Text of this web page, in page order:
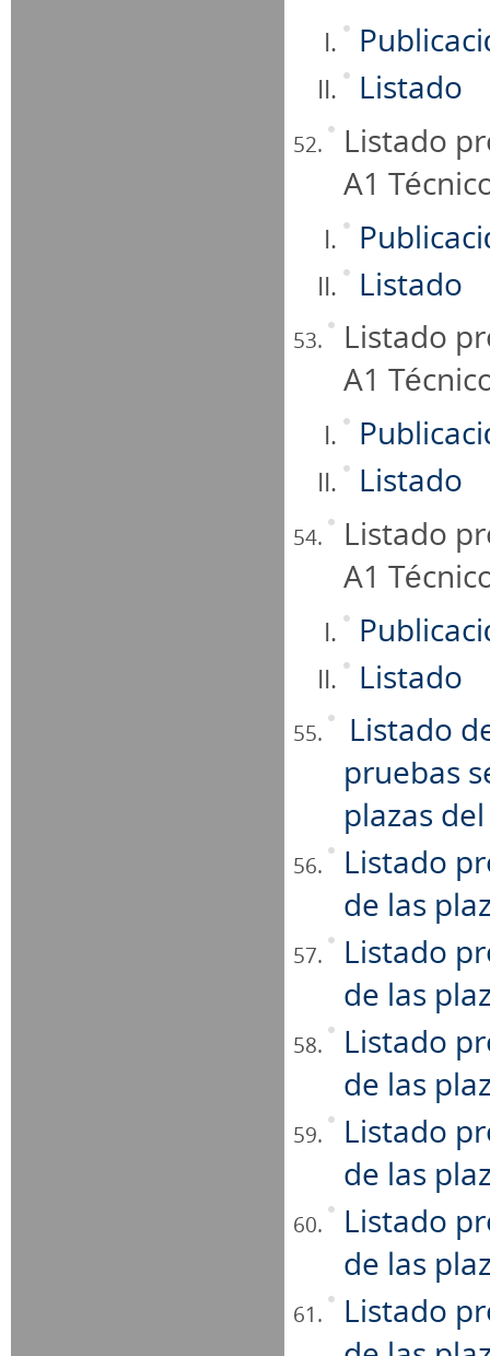
Listado
Listado
A1
Listado
Listado
A1
Listado
Listado
A1
Listado
Listado
pruebas
plazas
Listado
de las
Listado
de las
Listado
de las
Listado
de las
Listado
de las
Listado